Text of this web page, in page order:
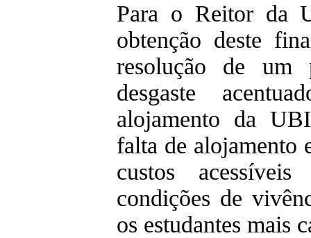
Para o Reitor da
obtenção deste
resolução de um
desgaste
alojamento da
falta de alojamento
custos
condições de
os estudantes mais